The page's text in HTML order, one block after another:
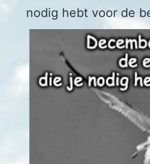
nodig hebt voor de